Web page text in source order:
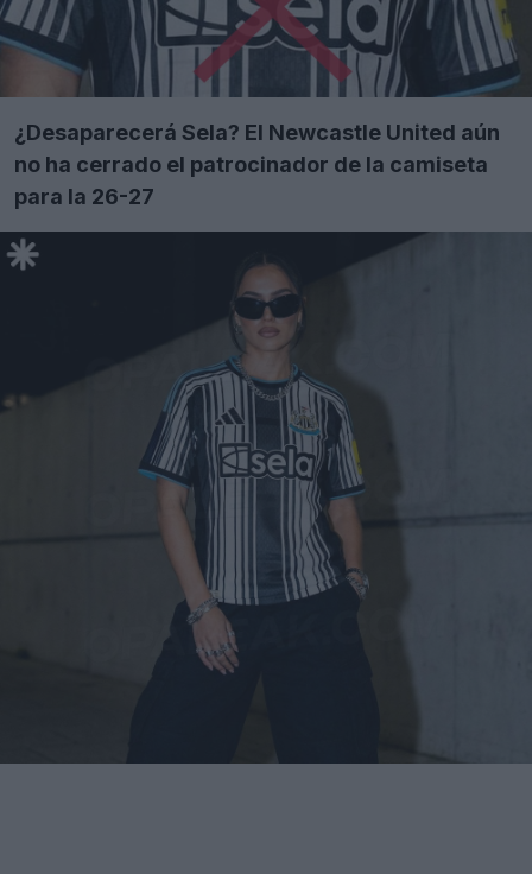
¿Desaparecerá Sela? El Newcastle United aún
no ha cerrado el patrocinador de la camiseta
para la 26-27